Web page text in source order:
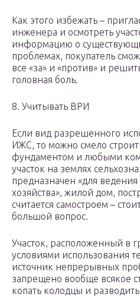
Как этого избежать –
инженера и осмотреть
информацию о
проблемах, покупатель
все «за» и «против» и
головная боль.
8. Учитывать ВРИ
Если вид разрешенного
ИЖС, то можно смело
фундаментом и любыми
участок на землях
предназначен «для
хозяйства», жилой дом,
считается самостроем –
большой вопрос.
Участок, расположенный в
условиями использования
источник непрерывных
запрещено вообще всякое
копать колодцы и